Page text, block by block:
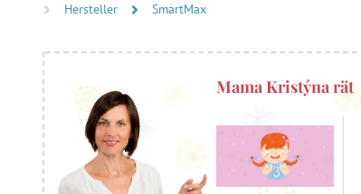
Hersteller
SmartMax
Mama Kristýna rät